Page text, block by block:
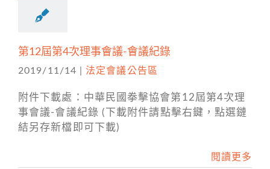
第12屆第4次理事會議-會議紀錄
2019/11/14 法定會議公告區
附件下載處：中華民國拳擊協會第12屆第4次理
事會議-會議紀錄 (下載附件請點擊右鍵，點選鏈
結另存新檔即可下載)
閱讀更多